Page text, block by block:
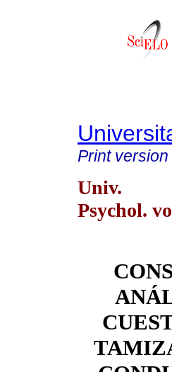
Print version
Univ.
Psychol.